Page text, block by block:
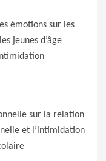
émotions sur les
jeunes d’âge
sur la relation
et l’intimidation